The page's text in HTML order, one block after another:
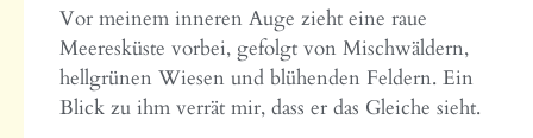
Vor meinem inneren Auge zieht eine raue
Meeresküste vorbei, gefolgt von Mischwäldern,
hellgrünen Wiesen und blühenden Feldern. Ein
Blick zu ihm verrät mir, dass er das Gleiche sieht.